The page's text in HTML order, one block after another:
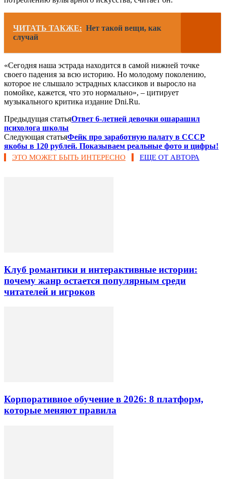
ЧИТАТЬ ТАКЖЕ: Нет такой вещи, как
случай
«Сегодня наша эстрада находится в самой нижней точке
своего падения за всю историю. Но молодому поколению,
которое не слышало эстрадных классиков и выросло на
помойке, кажется, что это нормально», – цитирует
музыкального критика издание Dni.Ru.
Предыдущая статьяОтвет 6-летней девочки ошарашил
психолога школы
Следующая статьяФейк про заработную палату в СССР
якобы в 120 рублей. Показываем реальные фото и цифры!
ЭТО МОЖЕТ БЫТЬ ИНТЕРЕСНО ЕЩЕ ОТ АВТОРА
Клуб романтики и интерактивные истории:
почему жанр остается популярным среди
читателей и игроков
Корпоративное обучение в 2026: 8 платформ,
которые меняют правила